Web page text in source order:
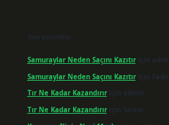
Son yorumlar
Samuraylar Neden Saçını Kazıtıriçin
Samuraylar Neden Saçını Kazıtıriçin
Tır Ne Kadar Kazandırıriçin admin
Tır Ne Kadar Kazandırıriçin Sevim